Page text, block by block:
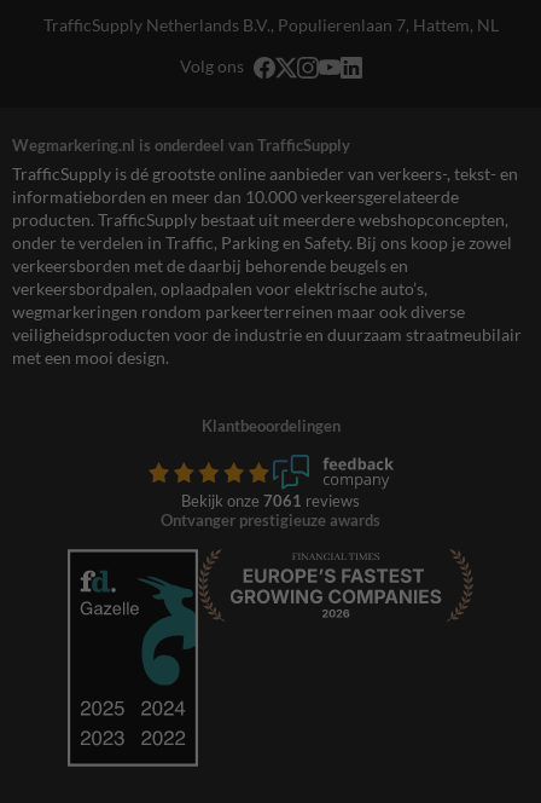
TrafficSupply Netherlands B.V., Populierenlaan 7, Hattem, NL
Volg ons
Wegmarkering.nl is onderdeel van TrafficSupply
TrafficSupply is dé grootste online aanbieder van verkeers-, tekst- en
informatieborden en meer dan 10.000 verkeersgerelateerde
producten. TrafficSupply bestaat uit meerdere webshopconcepten,
onder te verdelen in Traffic, Parking en Safety. Bij ons koop je zowel
verkeersborden met de daarbij behorende beugels en
verkeersbordpalen, oplaadpalen voor elektrische auto’s,
wegmarkeringen rondom parkeerterreinen maar ook diverse
veiligheidsproducten voor de industrie en duurzaam straatmeubilair
met een mooi design.
Klantbeoordelingen
Bekijk onze 7061 reviews
Ontvanger prestigieuze awards